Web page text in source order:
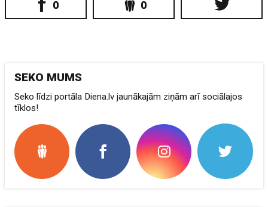
0 0
SEKO MUMS
Seko līdzi portāla Diena.lv jaunākajām ziņām arī sociālajos
tīklos!